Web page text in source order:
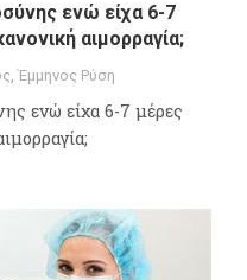
ενώ είχα 6-7
αιμορραγία;
,Έμμηνος Ρύση
ενώ είχα 6-7 μέρες